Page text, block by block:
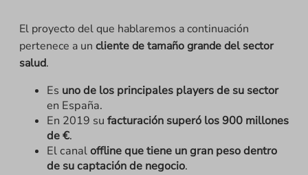
El proyecto del que hablaremos a continuación
pertenece a un cliente de tamaño grande del sector
salud.
Es uno de los principales players de su sector
en España.
En 2019 su facturación superó los 900 millones
de €.
El canaloffline que tiene un gran peso dentro
de su captación de negocio.